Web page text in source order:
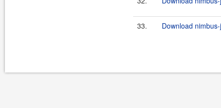
33. Download